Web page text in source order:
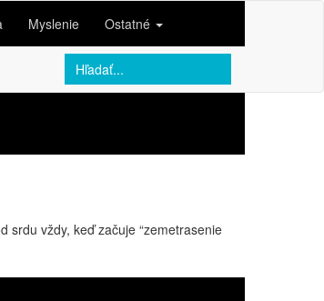
Myslenie Ostatné
srdu vždy, keď začuje “zemetrasenie